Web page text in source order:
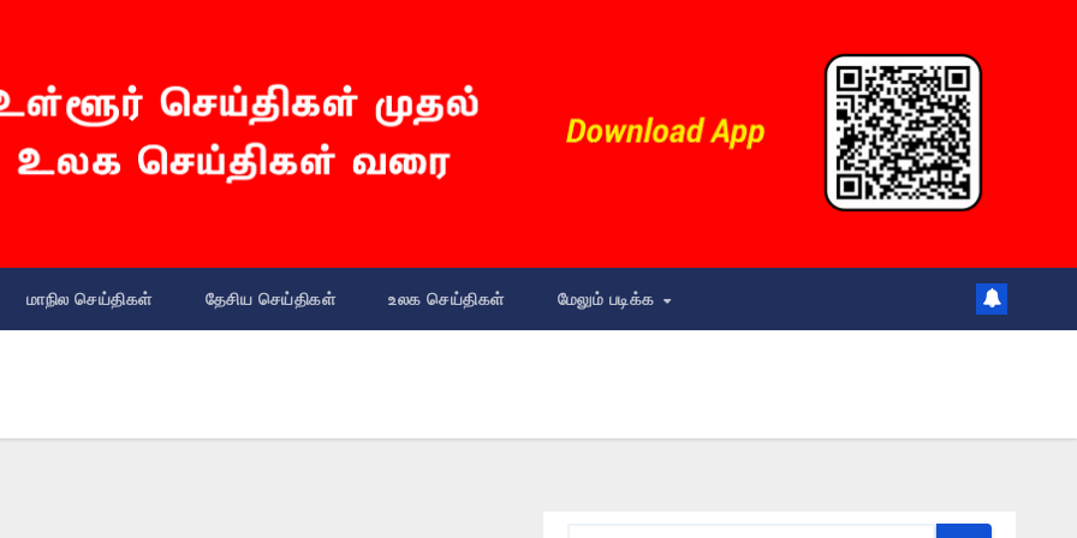
மாநில செய்திகள் தேசிய செய்திகள் உலக செய்திகள் மேலும் படிக்க